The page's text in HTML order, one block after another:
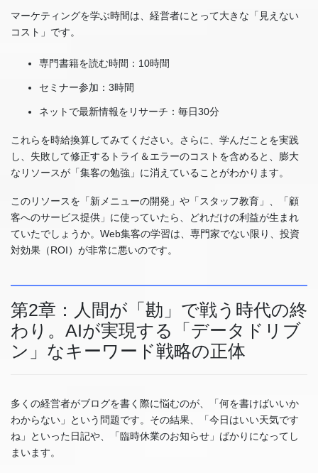
マーケティングを学ぶ時間は、経営者にとって大きな「見えない
コスト」です。
専門書籍を読む時間：10時間
セミナー参加：3時間
ネットで最新情報をリサーチ：毎日30分
これらを時給換算してみてください。さらに、学んだことを実践
し、失敗して修正するトライ＆エラーのコストを含めると、膨大
なリソースが「集客の勉強」に消えていることがわかります。
このリソースを「新メニューの開発」や「スタッフ教育」、「顧
客へのサービス提供」に使っていたら、どれだけの利益が生まれ
ていたでしょうか。Web集客の学習は、専門家でない限り、投資
対効果（ROI）が非常に悪いのです。
第2章：人間が「勘」で戦う時代の終
わり。AIが実現する「データドリブ
ン」なキーワード戦略の正体
多くの経営者がブログを書く際に悩むのが、「何を書けばいいか
わからない」という問題です。その結果、「今日はいい天気です
ね」といった日記や、「臨時休業のお知らせ」ばかりになってし
まいます。